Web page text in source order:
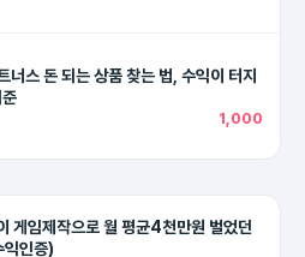
돈 되는 상품 찾는 법, 수익이 터지
1,000
게임제작으로 월 평균4천만원 벌었던
익인증)